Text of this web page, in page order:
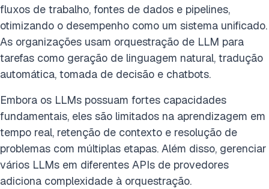
fluxos de trabalho, fontes de dados e pipelines,
otimizando o desempenho como um sistema unificado.
As organizações usam orquestração de LLM para
tarefas como geração de linguagem natural, tradução
automática, tomada de decisão e chatbots.
Embora os LLMs possuam fortes capacidades
fundamentais, eles são limitados na aprendizagem em
tempo real, retenção de contexto e resolução de
problemas com múltiplas etapas. Além disso, gerenciar
vários LLMs em diferentes APIs de provedores
adiciona complexidade à orquestração.